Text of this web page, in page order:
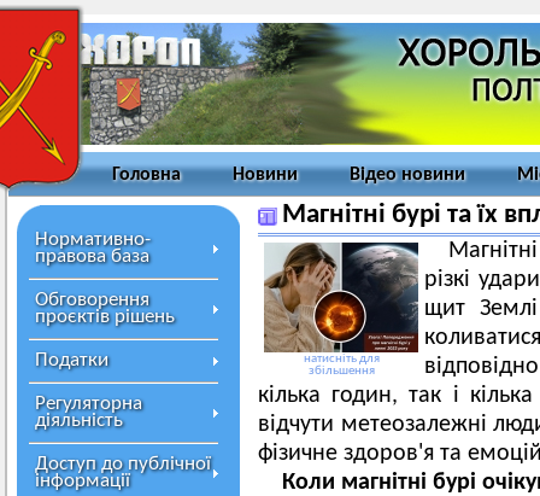
Головна Новини Відео новини
Нормативно-
правова база
Обговорення
проєктів рішень
Податки
Регуляторна
діяльність
Доступ до публічної
інформації
Магнітні бурі та їх
натисніть для
збільшення
різкі
щит
кілька годин, так і
відчути метеозалежні
фізичне здоров'я та
Коли магнітні бурі